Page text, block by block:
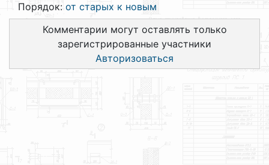
Порядок: от старых к новым
Комментарии могут оставлять только
зарегистрированные участники
Авторизоваться